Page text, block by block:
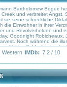
Bartholomew Bogue
und verbreitet Angst,
sie seine schreckliche
die Einwohner in ihrer
und Revolverhelden und
Goodnight Robicheaux,
Noch während die
Schlacht
für sie weit mehr als nur
Western IMDb: 7.2 / 10